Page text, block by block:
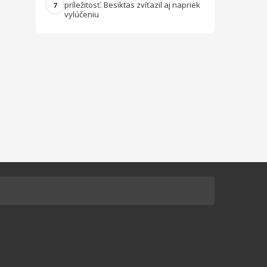
7
príležitosť. Besiktas zvíťazil aj napriek
vylúčeniu